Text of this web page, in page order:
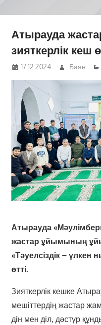
Атырауда
зияткерлік кеш
17.12.2024 Баян
Атырауда
жастар ұйымының
«Тәуелсіздік – үлкен
өтті.
Зияткерлік кешке
мешіттердің жастар
дін мен діл, дәстүр